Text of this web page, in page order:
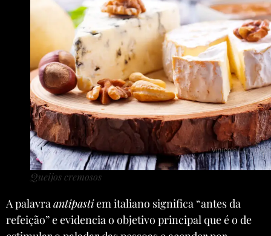
Queijos cremosos
A palavraantipastiem italiano significa “antes da
refeição” e evidencia o objetivo principal que é o de